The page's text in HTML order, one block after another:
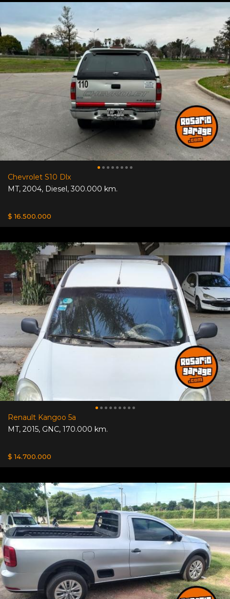
Chevrolet S10 Dlx
MT, 2004, Diesel,300.000 km.
$ 16.500.000
Renault Kangoo 5a
MT, 2015, GNC, 170.000 km.
$ 14.700.000